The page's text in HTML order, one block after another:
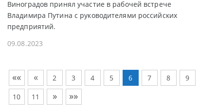
Виноградов принял участие в рабочей встрече
Владимира Путина с руководителями российских
предприятий.
09.08.2023
«« « 2 3 4 5 6 7 8 9
10 11 » »»